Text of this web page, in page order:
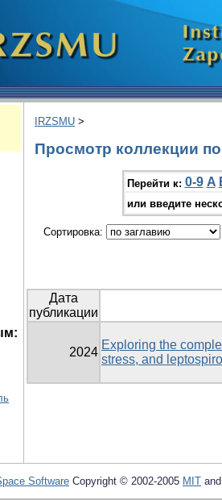
IRZSMU >
Просмотр коллекции
Перейти к: 0-9 A
или введите
Сортировка:
Дата
публикации
2024
Exploring the
stress, and
Software Copyright © 2002-2005 MIT